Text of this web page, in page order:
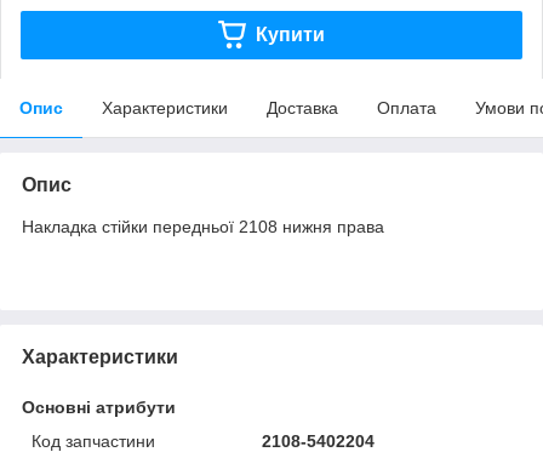
Купити
Опис Характеристики Доставка Оплата Умови
Опис
Накладка стійки передньої 2108 нижня права
Характеристики
Основні атрибути
Код запчастини
2108-5402204